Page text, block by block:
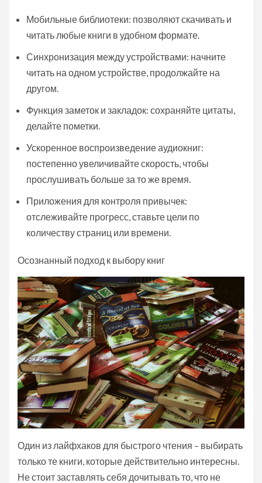
Мобильные библиотеки: позволяют скачивать и
читать любые книги в удобном формате.
Синхронизация между устройствами: начните
читать на одном устройстве, продолжайте на
другом.
Функция заметок и закладок: сохраняйте цитаты,
делайте пометки.
Ускоренное воспроизведение аудиокниг:
постепенно увеличивайте скорость, чтобы
прослушивать больше за то же время.
Приложения для контроля привычек:
отслеживайте прогресс, ставьте цели по
количеству страниц или времени.
Осознанный подход к выбору книг
Один из лайфхаков для быстрого чтения – выбирать
только те книги, которые действительно интересны.
Не стоит заставлять себя дочитывать то, что не